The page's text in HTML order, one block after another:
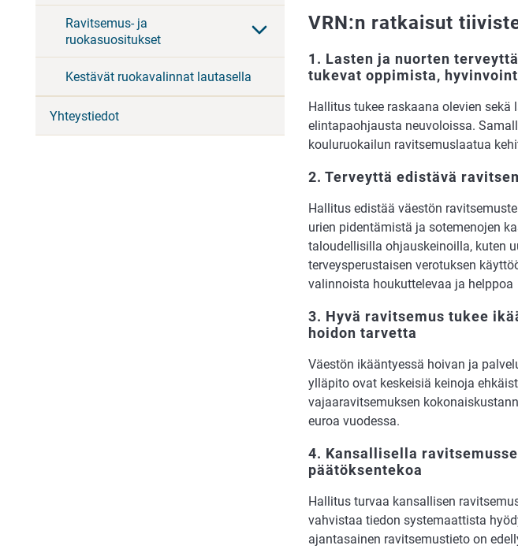
Ravitsemus- ja
ruokasuositukset
Kestävät ruokavalinnat lautasella
Yhteystiedot
VRN:n ratkaisut
1. Lasten ja nuorten
tukevat oppimista,
Hallitus tukee raskaana olevien
elintapaohjausta neuvoloissa.
kouluruokailun ravitsemuslaatua
2. Terveyttä edistävä
Hallitus edistää väestön
urien pidentämistä ja sotemenojen
taloudellisilla ohjauskeinoilla, kuten
terveysperustaisen verotuksen
valinnoista houkuttelevaa ja helppoa
3. Hyvä ravitsemus tukee
hoidon tarvetta
Väestön ikääntyessä hoivan ja
ylläpito ovat keskeisiä keinoja
vajaaravitsemuksen
euroa vuodessa.
4. Kansallisella
päätöksentekoa
Hallitus turvaa kansallisen
vahvistaa tiedon systemaattista
ajantasainen ravitsemustieto on